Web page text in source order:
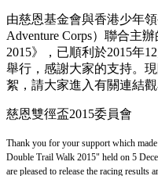
由慈恩基金會與香港少年
Adventure Corps）聯合主
2015》，已順利於2015年
舉行，感謝大家的支持。
絮，請大家進入有關連結觀
慈恩雙徑盃2015委員會
Thank you for your support which
Double Trail Walk 2015" held on 5
are pleased to release the racing results